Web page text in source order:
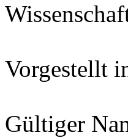
Vorgestellt
Gültiger